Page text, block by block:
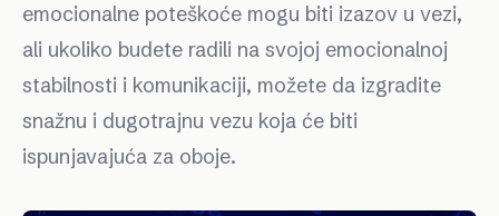
emocionalne poteškoće mogu biti izazov u vezi,
ali ukoliko budete radili na svojoj emocionalnoj
stabilnosti i komunikaciji, možete da izgradite
snažnu i dugotrajnu vezu koja će biti
ispunjavajuća za oboje.